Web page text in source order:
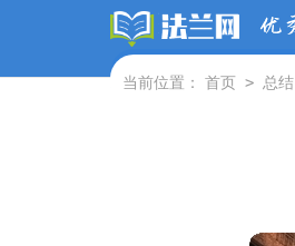
当前位置： 首页 > 总结